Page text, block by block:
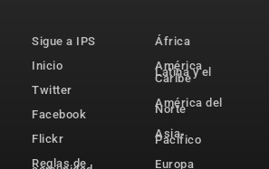
Sigue a IPS
Inicio
Twitter
Facebook
Flickr
Reglas de
África
América
Latina y el
Caribe
América del
Norte
Asia-
Pacífico
Europa